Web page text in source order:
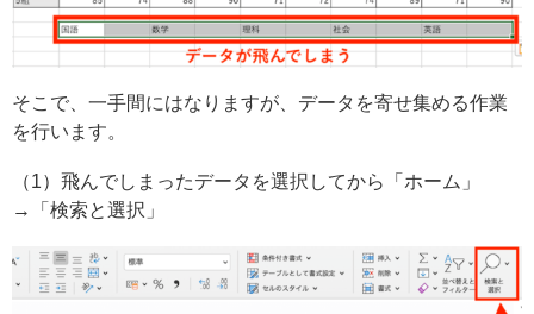
そこで、一手間にはなりますが、データを寄せ集める作業
を行います。
（1）飛んでしまったデータを選択してから「ホーム」
→「検索と選択」